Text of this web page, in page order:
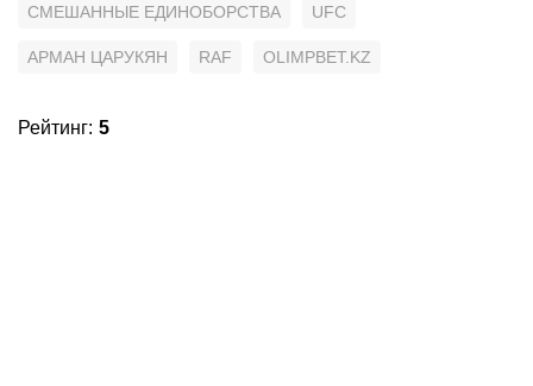
СМЕШАННЫЕ ЕДИНОБОРСТВА UFC
АРМАН ЦАРУКЯН RAF OLIMPBET.KZ
Рейтинг: 5